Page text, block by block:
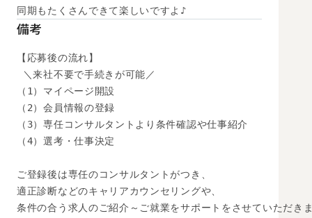
同期もたくさんできて楽しいですよ♪
備考
【応募後の流れ】
＼来社不要で手続きが可能／
（1）マイページ開設
（2）会員情報の登録
（3）専任コンサルタントより条件確認や仕事紹介
（4）選考・仕事決定
ご登録後は専任のコンサルタントがつき、
適正診断などのキャリアカウンセリングや、
条件の合う求人のご紹介～ご就業をサポートをさせていただき